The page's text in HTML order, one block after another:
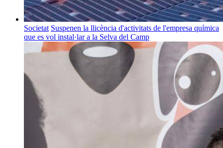
Societat Suspenen la llicència d'activitats de l'empresa química
que es vol instal·lar a la Selva del Camp